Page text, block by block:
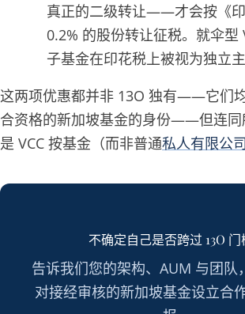
真正的二级转让——才会按《
0.2% 的股份转让征税。就伞型
子基金在印花税上被视为独立主
这两项优惠都并非 13O 独有——它们
合资格的新加坡基金的身份——但连同
是 VCC 按基金（而非普通私人有限公司
不确定自己是否跨过 13O 门
告诉我们您的架构、AUM 与团队
对接经审核的新加坡基金设立合